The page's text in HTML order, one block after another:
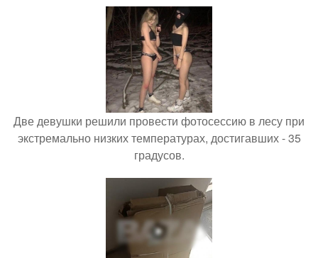
Две девушки решили провести фотосессию в лесу при
экстремально низких температурах, достигавших - 35
градусов.